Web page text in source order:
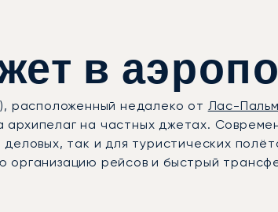
в
расположенный недалеко от Лас-
на частных джетах.
так и для туристических
организацию рейсов и быстрый